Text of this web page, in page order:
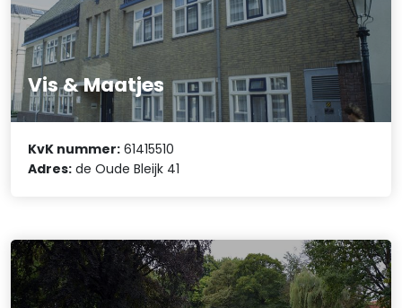
Vis & Maatjes
KvK nummer: 61415510
Adres: de Oude Bleijk 41